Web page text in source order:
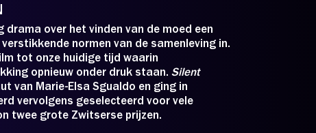
over het vinden van de moed een
normen van de samenleving in.
tot onze huidige tijd waarin
opnieuw onder druk staan. Silent
van Marie-Elsa Sgualdo en ging in
vervolgens geselecteerd voor vele
twee grote Zwitserse prijzen.